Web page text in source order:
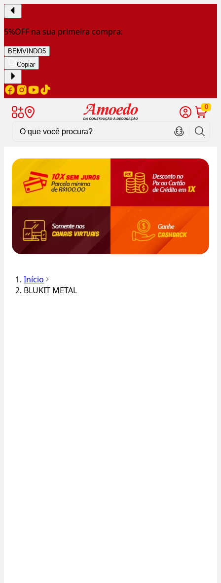
5%OFF na sua primeira compra:
BEMVINDO5
Copiar
0
Início
BLUKIT METAL